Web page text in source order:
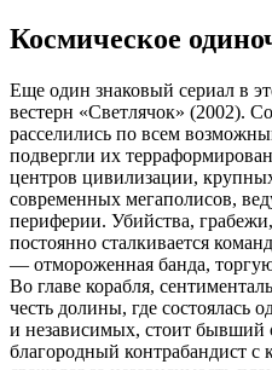
Космическое
Еще один знаковый сериал в
вестерн «Светлячок» (2002).
расселились по всем
подвергли их
центров цивилизации,
современных мегаполисов,
периферии. Убийства,
постоянно сталкивается
— отмороженная банда,
Во главе корабля,
честь долины, где состоялась
и независимых, стоит бывший
благородный контрабандист с